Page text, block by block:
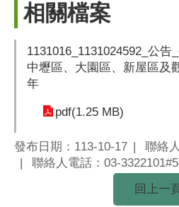
相關檔案
1131016_1131024592_公告
中壢區、大園區、新屋區及
年
pdf(1.25 MB)
發布日期：113-10-17
聯絡
聯絡人電話：03-
回上一